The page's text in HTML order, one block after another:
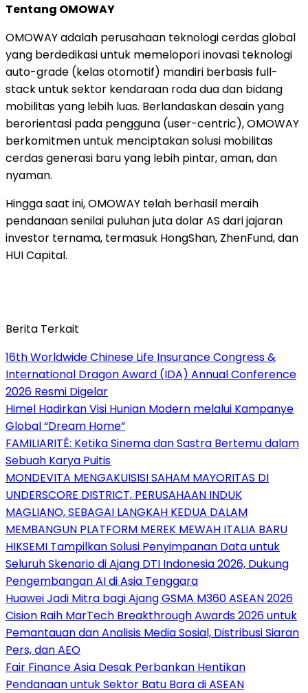
Tentang OMOWAY
OMOWAY adalah perusahaan teknologi cerdas global
yang berdedikasi untuk memelopori inovasi teknologi
auto-grade (kelas otomotif) mandiri berbasis full-
stack untuk sektor kendaraan roda dua dan bidang
mobilitas yang lebih luas. Berlandaskan desain yang
berorientasi pada pengguna (user-centric), OMOWAY
berkomitmen untuk menciptakan solusi mobilitas
cerdas generasi baru yang lebih pintar, aman, dan
nyaman.
Hingga saat ini, OMOWAY telah berhasil meraih
pendanaan senilai puluhan juta dolar AS dari jajaran
investor ternama, termasuk HongShan, ZhenFund, dan
HUI Capital.
Berita Terkait
16th Worldwide Chinese Life Insurance Congress &
International Dragon Award (IDA) Annual Conference
2026 Resmi Digelar
Himel Hadirkan Visi Hunian Modern melalui Kampanye
Global “Dream Home”
FAMILIARITÉ: Ketika Sinema dan Sastra Bertemu dalam
Sebuah Karya Puitis
MONDEVITA MENGAKUISISI SAHAM MAYORITAS DI
UNDERSCORE DISTRICT, PERUSAHAAN INDUK
MAGLIANO, SEBAGAI LANGKAH KEDUA DALAM
MEMBANGUN PLATFORM MEREK MEWAH ITALIA BARU
HIKSEMI Tampilkan Solusi Penyimpanan Data untuk
Seluruh Skenario di Ajang DTI Indonesia 2026, Dukung
Pengembangan AI di Asia Tenggara
Huawei Jadi Mitra bagi Ajang GSMA M360 ASEAN 2026
Cision Raih MarTech Breakthrough Awards 2026 untuk
Pemantauan dan Analisis Media Sosial, Distribusi Siaran
Pers, dan AEO
Fair Finance Asia Desak Perbankan Hentikan
Pendanaan untuk Sektor Batu Bara di ASEAN